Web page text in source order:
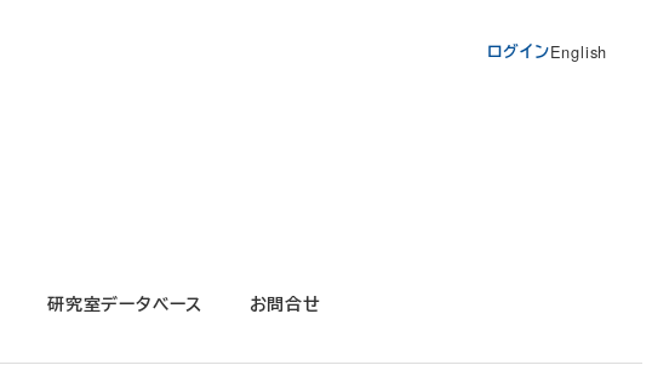
ログインEnglish
研究室データベース お問合せ